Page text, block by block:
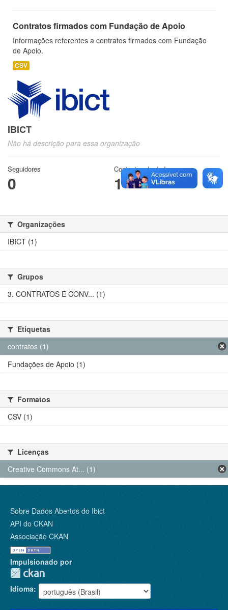
Contratos firmados com Fundação de Apoio
Informações referentes a contratos firmados com Fundação
de Apoio.
CSV
IBICT
Não há descrição para essa organização
Seguidores
0
Conjuntos de dados
1
Organizações
IBICT (1)
Grupos
3. CONTRATOS E CONV... (1)
Etiquetas
contratos (1)
Fundações de Apoio (1)
Formatos
CSV (1)
Licenças
Creative Commons At... (1)
Sobre Dados Abertos do Ibict
API do CKAN
Associação CKAN
Impulsionado por
Idioma